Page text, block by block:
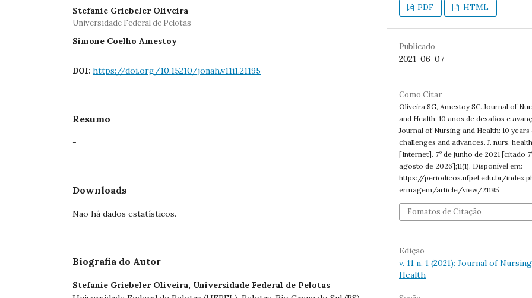
Stefanie Griebeler Oliveira
Universidade Federal de Pelotas
Simone Coelho Amestoy
DOI: https://doi.org/10.15210/jonah.v11i1.21195
Resumo
-
Downloads
Não há dados estatísticos.
Biografia do Autor
Stefanie Griebeler Oliveira, Universidade Federal de Pelotas
PDF HTML
Publicado
2021-06-07
Como Citar
Oliveira SG, Amestoy SC. Journal of
and Health: 10 anos de desafios e
Journal of Nursing and Health: 10 years
challenges and advances. J. nurs.
[Internet]. 7º de junho de 2021 [citado
agosto de 2026];11(1). Disponível em:
https://periodicos.ufpel.edu.br/
ermagem/article/view/21195
Fomatos de Citação
Edição
v. 11 n. 1 (2021): Journal of
Health